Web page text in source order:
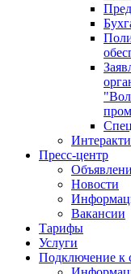
Пресс-центр
Новости
Вакансии
Тарифы
Услуги
Подключение к